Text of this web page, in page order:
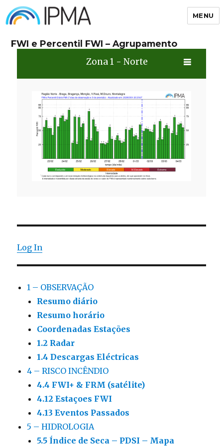
IPMA
MENU
FWI e Percentil FWI – Agrupamento
Zona 1 - Norte
Log In
1 – OBSERVAÇÃO
Resumo diário
Resumo horário
Coordenadas Estações
1.2 Radar
1.4 Descargas Eléctricas
4 – RISCO INCÊNDIO
4.4 FWI+ & FRM (satélite)
4.12 Estaçoes FWI
4.13 Eventos Passados
5 – HIDROLOGIA
5.5 Índice de Seca – PDSI – Mapa